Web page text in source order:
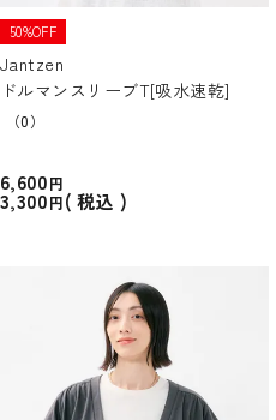
50%OFF
Jantzen
ドルマンスリーブT[吸水速乾]
（0）
6,600
3,300 税込